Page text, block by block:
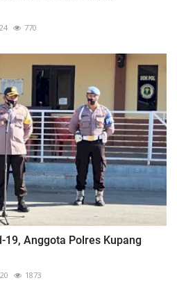
770
19, Anggota Polres Kupang
1873